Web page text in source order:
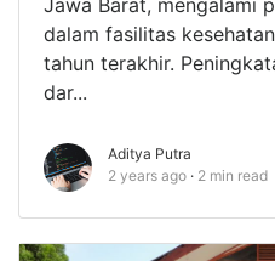
Jawa Barat, mengalami
dalam fasilitas
tahun terakhir.
dar...
Aditya Putra
2 years ago
2 min read